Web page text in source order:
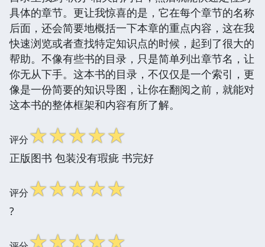
具体的章节。更让我惊喜的是，它在每个章节的名称
后面，还会简要地概括一下本章的重点内容，这在我
快速浏览或者查找特定知识点的时候，起到了很大的
帮助。不像有些书的目录，只是简单列出章节名，让
你无从下手。这本书的目录，不仅仅是一个索引，更
像是一份简要的知识导图，让你在翻阅之前，就能对
这本书的整体框架和内容有所了解。
评分☆☆☆☆☆
正版图书 包装没有瑕疵 书完好
评分☆☆☆☆☆
?